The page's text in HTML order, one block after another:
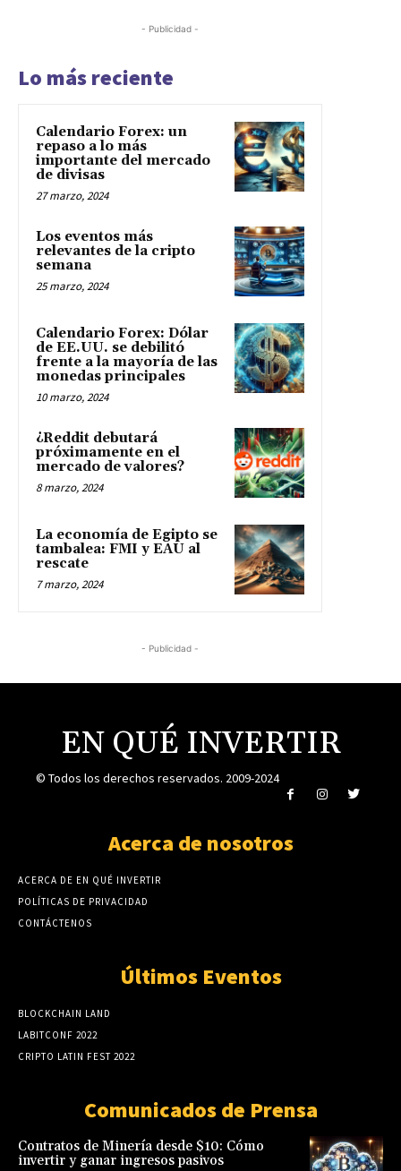
- Publicidad -
Lo más reciente
Calendario Forex: un
repaso a lo más
importante del mercado
de divisas
27 marzo, 2024
Los eventos más
relevantes de la cripto
semana
25 marzo, 2024
Calendario Forex: Dólar
de EE.UU. se debilitó
frente a la mayoría de las
monedas principales
10 marzo, 2024
¿Reddit debutará
próximamente en el
mercado de valores?
8 marzo, 2024
La economía de Egipto se
tambalea: FMI y EAU al
rescate
7 marzo, 2024
- Publicidad -
EN QUÉ INVERTIR
© Todos los derechos reservados. 2009-2024
Acerca de nosotros
ACERCA DE EN QUÉ INVERTIR
POLÍTICAS DE PRIVACIDAD
CONTÁCTENOS
Últimos Eventos
BLOCKCHAIN LAND
LABITCONF 2022
CRIPTO LATIN FEST 2022
Comunicados de Prensa
Contratos de Minería desde $10: Cómo
invertir y ganar ingresos pasivos